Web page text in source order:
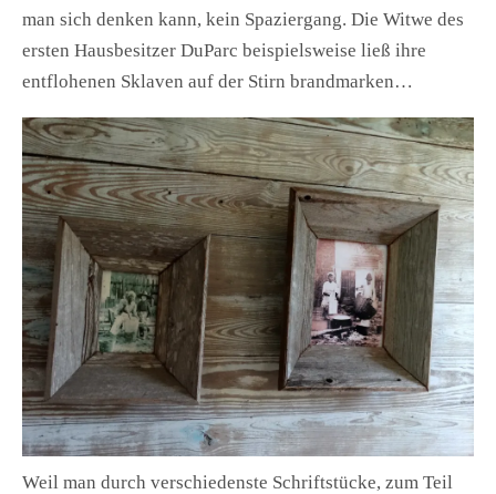
man sich denken kann, kein Spaziergang. Die Witwe des
ersten Hausbesitzer DuParc beispielsweise ließ ihre
entflohenen Sklaven auf der Stirn brandmarken…
Weil man durch verschiedenste Schriftstücke, zum Teil